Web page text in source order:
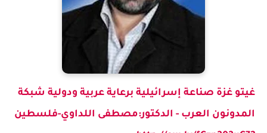
غيتو غزة صناعة إسرائيلية برعاية عربية ودولية شبكة
المدونون العرب - الدكتور:مصطفى اللداوي-فلسطين